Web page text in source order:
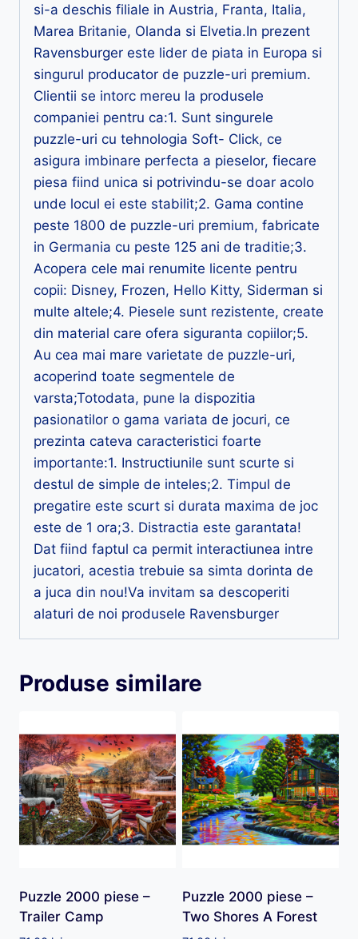
si-a deschis filiale in Austria, Franta, Italia,
Marea Britanie, Olanda si Elvetia.In prezent
Ravensburger este lider de piata in Europa si
singurul producator de puzzle-uri premium.
Clientii se intorc mereu la produsele
companiei pentru ca:1. Sunt singurele
puzzle-uri cu tehnologia Soft- Click, ce
asigura imbinare perfecta a pieselor, fiecare
piesa fiind unica si potrivindu-se doar acolo
unde locul ei este stabilit;2. Gama contine
peste 1800 de puzzle-uri premium, fabricate
in Germania cu peste 125 ani de traditie;3.
Acopera cele mai renumite licente pentru
copii: Disney, Frozen, Hello Kitty, Siderman si
multe altele;4. Piesele sunt rezistente, create
din material care ofera siguranta copiilor;5.
Au cea mai mare varietate de puzzle-uri,
acoperind toate segmentele de
varsta;Totodata, pune la dispozitia
pasionatilor o gama variata de jocuri, ce
prezinta cateva caracteristici foarte
importante:1. Instructiunile sunt scurte si
destul de simple de inteles;2. Timpul de
pregatire este scurt si durata maxima de joc
este de 1 ora;3. Distractia este garantata!
Dat fiind faptul ca permit interactiunea intre
jucatori, acestia trebuie sa simta dorinta de
a juca din nou!Va invitam sa descoperiti
alaturi de noi produsele Ravensburger
Produse similare
Puzzle 2000 piese –
Trailer Camp
Puzzle 2000 piese –
Two Shores A Forest